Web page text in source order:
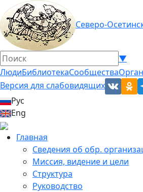
Северо-
▼
ЛюдиБиблиотекаСообщества
Версия для слабовидящих
Рус
Eng
Главная
Сведения об обр.
Миссия, видение и цели
Структура
Руководство